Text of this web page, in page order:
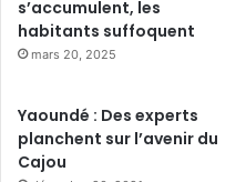
s’accumulent, les
habitants suffoquent
mars 20, 2025
Yaoundé : Des experts
planchent sur l’avenir du
Cajou